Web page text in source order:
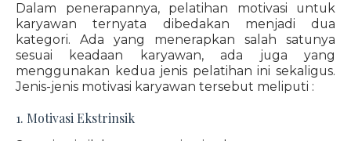
Dalam penerapannya, pelatihan motivasi untuk
karyawan ternyata dibedakan menjadi dua
kategori. Ada yang menerapkan salah satunya
sesuai keadaan karyawan, ada juga yang
menggunakan kedua jenis pelatihan ini sekaligus.
Jenis-jenis motivasi karyawan tersebut meliputi :
1. Motivasi Ekstrinsik